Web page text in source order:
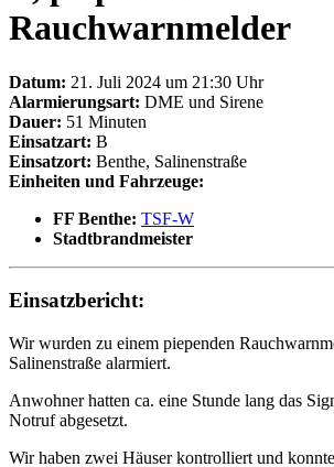
Rauchwarnmelder
Datum: 21. Juli 2024 um 21:30 Uhr
Alarmierungsart: DME und Sirene
Dauer: 51 Minuten
Einsatzart: B
Einsatzort: Benthe, Salinenstraße
Einheiten und Fahrzeuge:
FF Benthe: TSF-W
Stadtbrandmeister
Einsatzbericht:
Wir wurden zu einem piependen
Salinenstraße alarmiert.
Anwohner hatten ca. eine Stunde lang das
Notruf abgesetzt.
Wir haben zwei Häuser kontrolliert und